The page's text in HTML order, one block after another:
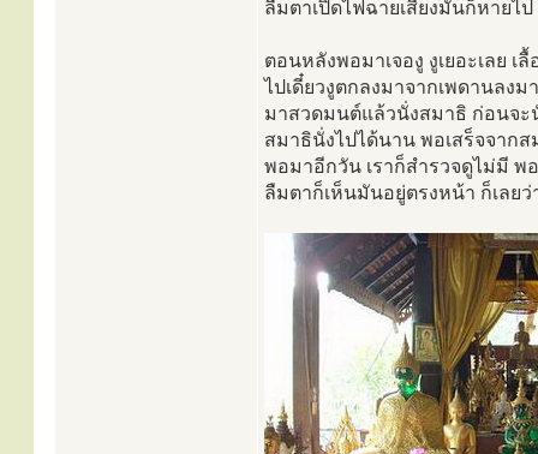
ลืมตาเปิดไฟฉายเสียงมันก็หายไ
ตอนหลังพอมาเจองู งูเยอะเลย
ไปเดี๋ยวงูตกลงมาจากเพดานลง
มาสวดมนต์แล้วนั่งสมาธิ ก่อนจะ
สมาธินั่งไปได้นาน พอเสร็จจาก
พอมาอีกวัน เราก็สำรวจดูไม่มี
ลืมตาก็เห็นมันอยู่ตรงหน้า ก็เลยว่